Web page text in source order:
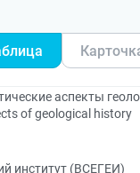
аспекты
of geological history
институт (ВСЕГЕИ)